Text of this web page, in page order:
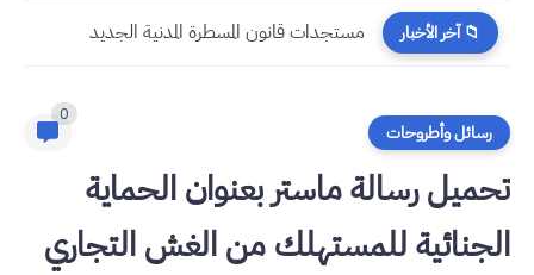
📁 آخر الأخبار مستجدات قانون المسطرة المدنية الجديد
رسائل وأطروحات
0
تحميل رسالة ماستر بعنوان الحماية
الجنائية للمستهلك من الغش التجاري